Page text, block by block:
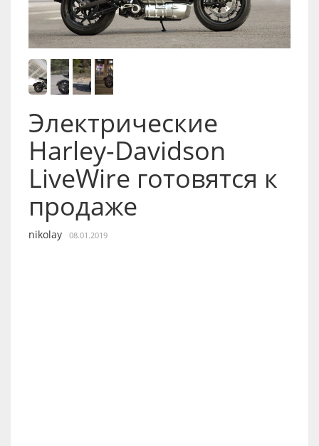
Электрические
Harley-Davidson
LiveWire готовятся к
продаже
nikolay 08.01.2019